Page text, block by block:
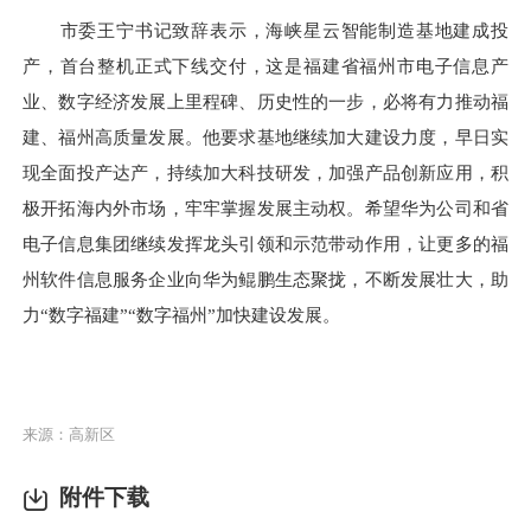
市委王宁书记致辞表示，海峡星云智能制造基地建成投
产，首台整机正式下线交付，这是福建省福州市电子信息产
业、数字经济发展上里程碑、历史性的一步，必将有力推动福
建、福州高质量发展。他要求基地继续加大建设力度，早日实
现全面投产达产，持续加大科技研发，加强产品创新应用，积
极开拓海内外市场，牢牢掌握发展主动权。希望华为公司和省
电子信息集团继续发挥龙头引领和示范带动作用，让更多的福
州软件信息服务企业向华为鲲鹏生态聚拢，不断发展壮大，助
力“数字福建”“数字福州”加快建设发展。
来源：高新区
附件下载